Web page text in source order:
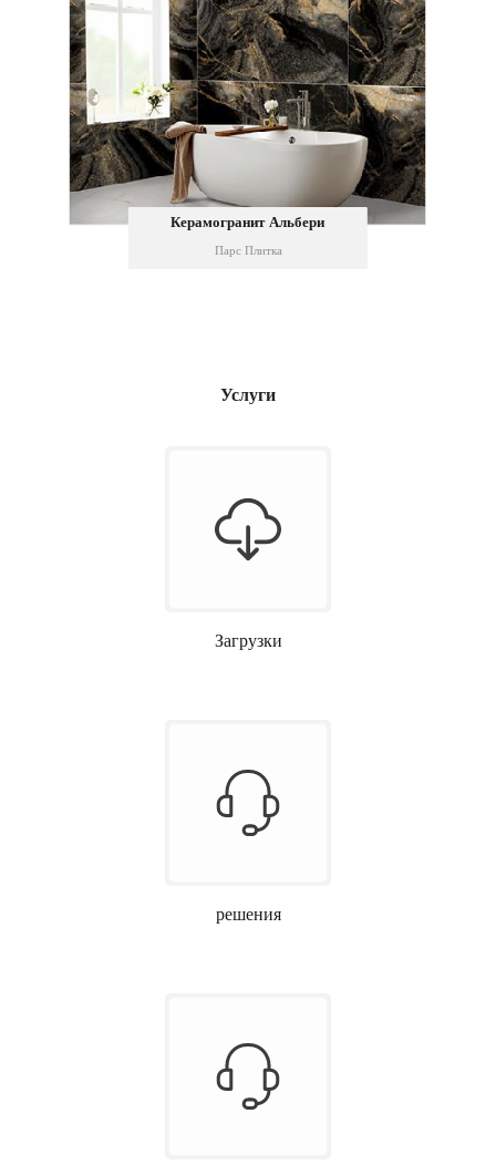
Керамогранит Альбери
Парс Плитка
Услуги
Загрузки
решения